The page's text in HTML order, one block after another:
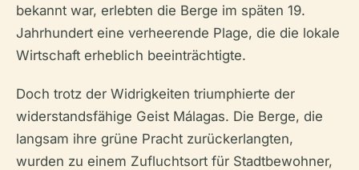
bekannt war, erlebten die Berge im späten 19.
Jahrhundert eine verheerende Plage, die die lokale
Wirtschaft erheblich beeinträchtigte.
Doch trotz der Widrigkeiten triumphierte der
widerstandsfähige Geist Málagas. Die Berge, die
langsam ihre grüne Pracht zurückerlangten,
wurden zu einem Zufluchtsort für Stadtbewohner,